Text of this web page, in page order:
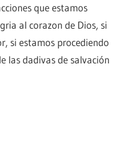
que estamos
al corazon de Dios, si
si estamos procediendo
las dadivas de salvación